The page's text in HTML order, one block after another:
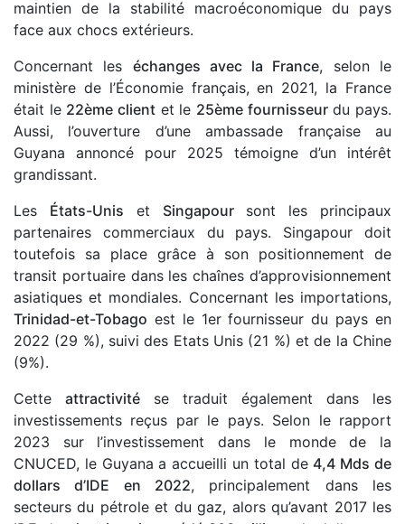
maintien de la stabilité macroéconomique du pays
face aux chocs extérieurs.
Concernant les échanges avec la France, selon le
ministère de l’Économie français, en 2021, la France
était le 22ème client et le 25ème fournisseurdu pays.
Aussi, l’ouverture d’une ambassade française au
Guyana annoncé pour 2025 témoigne d’un intérêt
grandissant.
Les États-Unis et Singapoursont les principaux
partenaires commerciaux du pays. Singapour doit
toutefois sa place grâce à son positionnement de
transit portuaire dans les chaînes d’approvisionnement
asiatiques et mondiales. Concernant les importations,
Trinidad-et-Tobago est le 1er fournisseur du pays en
2022 (29 %), suivi des Etats Unis (21 %) et de la Chine
(9%).
Cette attractivité se traduit également dans les
investissements reçus par le pays. Selon le rapport
2023 sur l’investissement dans le monde de la
CNUCED, le Guyana a accueilli un total de4,4 Mds de
dollars d’IDE en 2022, principalement dans les
secteurs du pétrole et du gaz, alors qu’avant 2017 les